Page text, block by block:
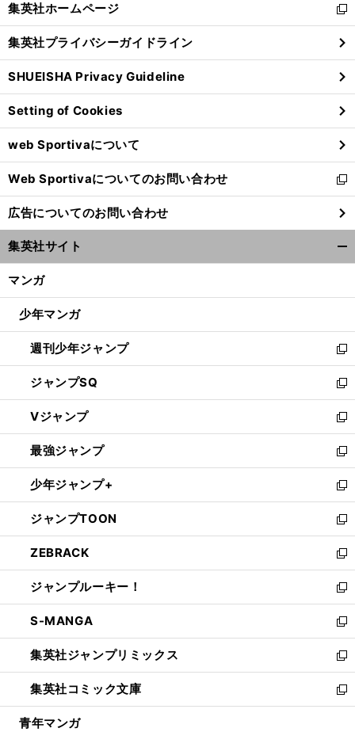
2015 。
変
、
前
閉
る
集英社ホームページ
新
し
い
ウ
ィ
ン
ド
ウ
で
開
く
集英社プライバシーガイドライン
SHUEISHA Privacy Guideline
Setting of Cookies
web Sportivaについて
Web Sportivaについてのお問い合わせ
新
し
い
ウ
ィ
ン
ウ
開
く
広告についてのお問い合わせ
集英社サイト
マンガ
少年マンガ
週刊少年ジャンプ
新
し
い
ウ
ィ
ン
ド
ウ
で
開
く
ジャンプSQ
新
し
い
ウ
ィ
ン
ド
ウ
で
開
く
Vジャンプ
新
し
い
ウ
ィ
ン
ド
ウ
で
開
く
最強ジャンプ
新
し
い
ウ
ィ
ン
ド
ウ
で
開
く
少年ジャンプ+
新
し
い
ウ
ィ
ン
ド
ウ
で
開
く
ジャンプTOON
新
し
い
ウ
ィ
ン
ド
ウ
で
開
く
ZEBRACK
新
し
い
ウ
ィ
ン
ド
ウ
で
開
ジャンプルーキー！
新
し
い
ウ
ィ
ン
ド
ウ
S-MANGA
新
し
い
ウ
ィ
ン
集英社ジャンプリミックス
新
し
い
ウ
集英社コミック文庫
新
し
青年マンガ